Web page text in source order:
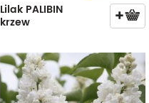
Lilak PALIBIN
krzew